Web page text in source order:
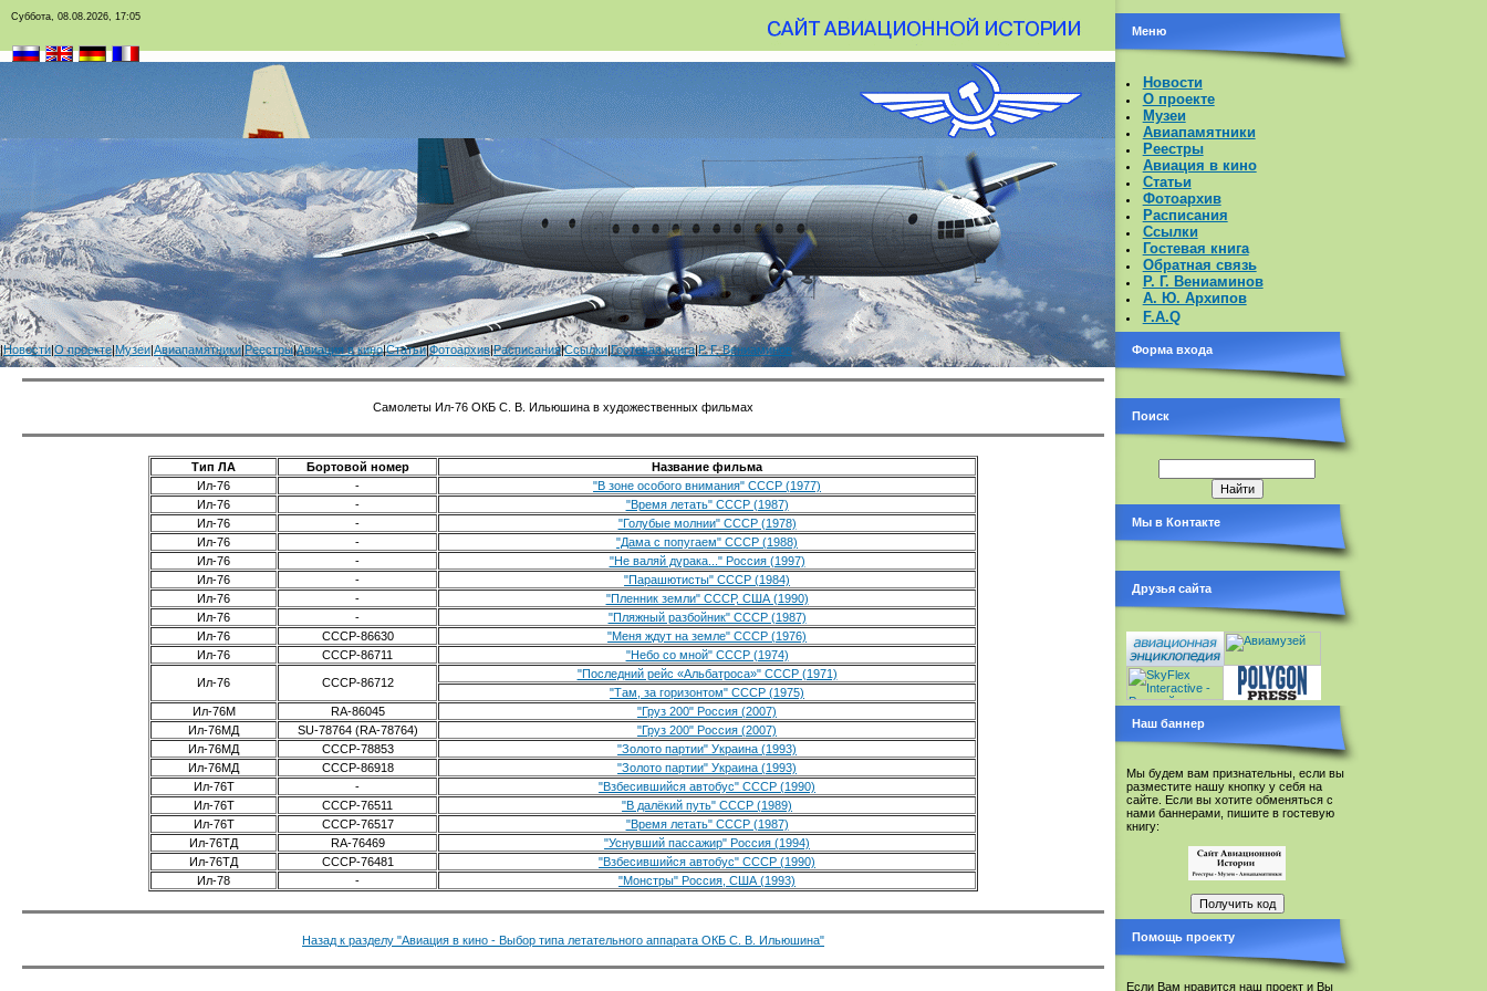
Суббота, 08.08.2026, 17:05
|Новости|О проекте|Музеи|Авиапамятники|Реестры|Авиация в кино|Статьи|Фотоархив|Расписания|Ссылки|Гостевая книга|Р. Г. Вениаминов
Самолеты Ил-76 ОКБ С. В. Ильюшина в художественных фильмах
Тип ЛА Бортовой номер
Название фильма
Ил-76
-
"В зоне особого внимания" СССР (1977)
Ил-76
-
"Время летать" СССР (1987)
Ил-76
-
"Голубые молнии" СССР (1978)
Ил-76
-
"Дама с попугаем" СССР (1988)
Ил-76
-
"Не валяй дурака..." Россия (1997)
Ил-76
-
"Парашютисты" СССР (1984)
Ил-76
-
"Пленник земли" СССР, США (1990)
Ил-76
-
"Пляжный разбойник" СССР (1987)
Ил-76
СССР-86630
"Меня ждут на земле" СССР (1976)
Ил-76
CCCP-86711 "Небо со мной" СССР (1974)
Ил-76 CCCP-86712
"Последний рейс «Альбатроса»" СССР (1971)
"Там, за горизонтом" CCCP (1975)
Ил-76М
RA-86045
"Груз 200" Россия (2007)
Ил-76МД
SU-78764 (RA-78764)
"Груз 200" Россия (2007)
Ил-76МД
CCCP-78853
"Золото партии" Украина (1993)
Ил-76МД
CCCP-86918
"Золото партии" Украина (1993)
Ил-76Т
-
"Взбесившийся автобус" СССР (1990)
Ил-76Т
СССР-76511
"В далёкий путь" СССР (1989)
Ил-76Т
CCCP-76517
"Время летать" СССР (1987)
Ил-76ТД
RA-76469
"Уснувший пассажир" Россия (1994)
Ил-76ТД
CCCP-76481
"Взбесившийся автобус" СССР (1990)
Ил-78
- "Монстры" Россия, США (1993)
Назад к разделу "Авиация в кино - Выбор типа летательного аппарата ОКБ С. В. Ильюшина"
Меню
Новости
О проекте
Музеи
Авиапамятники
Реестры
Авиация в кино
Статьи
Фотоархив
Расписания
Ссылки
Гостевая книга
Обратная связь
Р. Г. Вениаминов
А. Ю. Архипов
F.A.Q
Форма входа
Поиск
Мы в Контакте
Друзья сайта
Наш баннер
Мы будем вам признательны, если вы
разместите нашу кнопку у себя на
сайте. Если вы хотите обменяться с
нами баннерами, пишите в гостевую
книгу:
Помощь проекту
Если Вам нравится наш проект и Вы